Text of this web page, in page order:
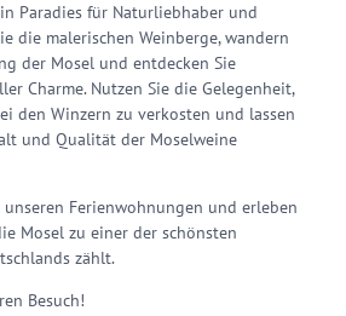
Paradies für Naturliebhaber und
die malerischen Weinberge, wandern
der Mosel und entdecken Sie
Charme. Nutzen Sie die Gelegenheit,
den Winzern zu verkosten und lassen
und Qualität der Moselweine
Ferienwohnungen und erleben
Mosel zu einer der schönsten
zählt.
Besuch!